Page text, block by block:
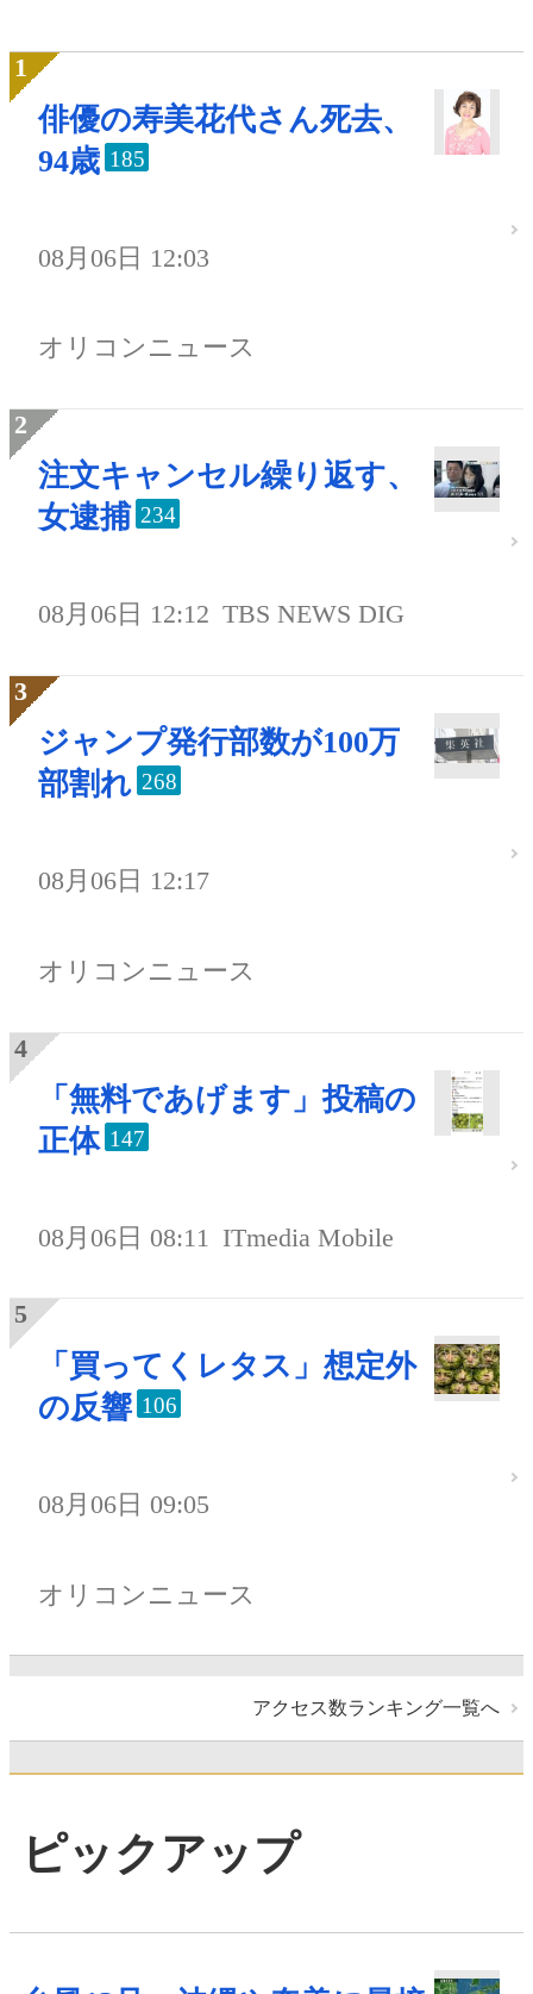
俳優の寿美花代さん死去、
94歳 185
08月06日 12:03
オリコンニュース
注文キャンセル繰り返す、
女逮捕 234
08月06日 12:12 TBS NEWS DIG
ジャンプ発行部数が100万
部割れ 268
08月06日 12:17
オリコンニュース
「無料であげます」投稿の
正体 147
08月06日 08:11 ITmedia Mobile
「買ってくレタス」想定外
の反響 106
08月06日 09:05
オリコンニュース
アクセス数ランキング一覧へ
ピックアップ